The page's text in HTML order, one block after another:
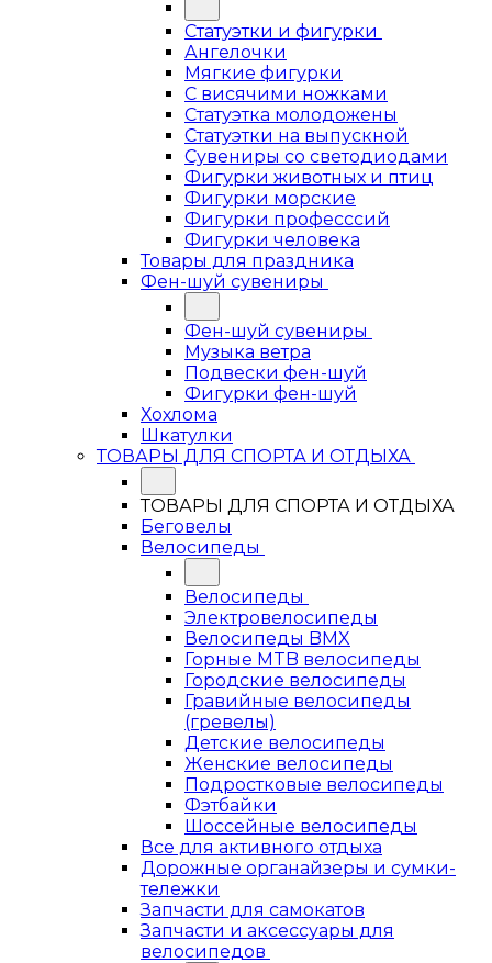
Статуэтки и фигурки
Ангелочки
Мягкие фигурки
С висячими ножками
Статуэтка молодожены
Статуэтки на выпускной
Сувениры со светодиодами
Фигурки животных и птиц
Фигурки морские
Фигурки професссий
Фигурки человека
Товары для праздника
Фен-шуй сувениры
Фен-шуй сувениры
Музыка ветра
Подвески фен-шуй
Фигурки фен-шуй
Хохлома
Шкатулки
ТОВАРЫ ДЛЯ СПОРТА И ОТДЫХА
ТОВАРЫ ДЛЯ СПОРТА И ОТДЫХА
Беговелы
Велосипеды
Велосипеды
Электровелосипеды
Велосипеды BMX
Горные MTB велосипеды
Городские велосипеды
Гравийные велосипеды
(гревелы)
Детские велосипеды
Женские велосипеды
Подростковые велосипеды
Фэтбайки
Шоссейные велосипеды
Все для активного отдыха
Дорожные органайзеры и сумки-
тележки
Запчасти для самокатов
Запчасти и аксессуары для
велосипедов